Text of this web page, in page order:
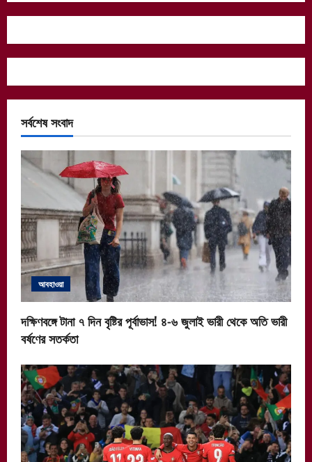
সর্বশেষ সংবাদ
আবহাওয়া
দক্ষিণবঙ্গে টানা ৭ দিন বৃষ্টির পূর্বাভাস! ৪-৬ জুলাই ভারী থেকে অতি ভারী
বর্ষণের সতর্কতা